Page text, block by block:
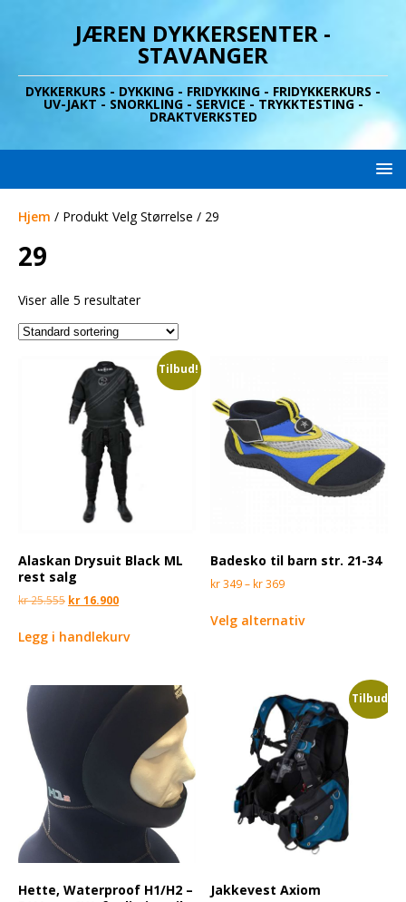
JÆREN DYKKERSENTER -
STAVANGER
DYKKERKURS - DYKKING - FRIDYKKING - FRIDYKKERKURS -
UV-JAKT - SNORKLING - SERVICE - TRYKKTESTING -
DRAKTVERKSTED
Hjem / Produkt Velg Størrelse / 29
29
Viser alle 5 resultater
Tilbud!
Alaskan Drysuit Black ML
rest salg
kr25.555 kr16.900
Legg i handlekurv
Badesko til barn str. 21-34
kr349– kr369
Velg alternativ
Hette, Waterproof H1/H2 –
Tilbud!
Jakkevest Axiom